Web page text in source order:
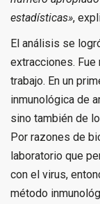
estadísticas»,
El análisis se
extracciones.
trabajo. En un
inmunológica de
sino también de
Por razones de
laboratorio que
con el virus,
método